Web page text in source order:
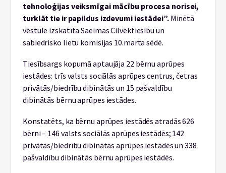
tehnoloģijas veiksmīgai mācību procesa norisei,
turklāt tie ir papildus izdevumi iestādei”.Minētā
vēstule izskatīta Saeimas Cilvēktiesību un
sabiedrisko lietu komisijas 10.marta sēdē.
Tiesībsargs kopumā aptaujāja 22 bērnu aprūpes
iestādes: trīs valsts sociālās aprūpes centrus, četras
privātās/biedrību dibinātās un 15 pašvaldību
dibinātās bērnu aprūpes iestādes.
Konstatēts, ka bērnu aprūpes iestādēs atradās 626
bērni – 146 valsts sociālās aprūpes iestādēs; 142
privātās/biedrību dibinātās aprūpes iestādēs un 338
pašvaldību dibinātās bērnu aprūpes iestādēs.